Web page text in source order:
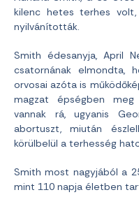
kilenc hetes terhes volt,
nyilvánították.
Smith édesanyja, April
csatornának elmondta,
orvosai azóta is
magzat épségben
vannak rá, ugyanis
abortuszt, miután
körülbelül a terhesség
Smith most nagyjából a
mint 110 napja életben